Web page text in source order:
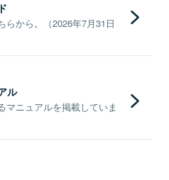
らから。（2026年7月31日
ル
マニュアルを掲載していま